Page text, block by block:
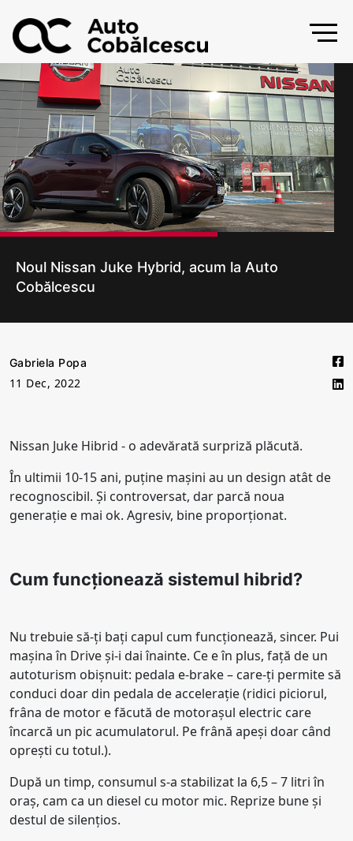
Noul Nissan Juke Hybrid, acum la Auto
Cobălcescu
Gabriela Popa
11 Dec, 2022
Nissan Juke Hibrid - o adevărată surpriză plăcută.
În ultimii 10-15 ani, puține mașini au un design atât de
recognoscibil. Și controversat, dar parcă noua
generație e mai ok. Agresiv, bine proporționat.
Cum funcționează sistemul hibrid?
Nu trebuie să-ți bați capul cum funcționează, sincer. Pui
mașina în Drive și-i dai înainte. Ce e în plus, față de un
autoturism obișnuit: pedala e-brake – care-ți permite să
conduci doar din pedala de accelerație (ridici piciorul,
frâna de motor e făcută de motorașul electric care
încarcă un pic acumulatorul. Pe frână apeși doar când
oprești cu totul.).
După un timp, consumul s-a stabilizat la 6,5 – 7 litri în
oraș, cam ca un diesel cu motor mic. Reprize bune și
destul de silențios.